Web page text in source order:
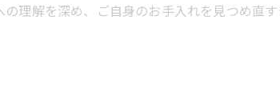
理解を深め、ご自身のお手入れを見つめ直